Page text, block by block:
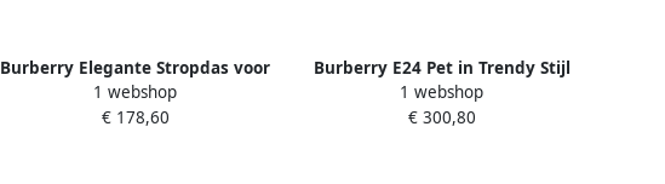
Burberry Elegante Stropdas voor
Mannen Beige Dames
1 webshop
€ 178,60
Burberry E24 Pet in Trendy Stijl
Beige Dames
1 webshop
€ 300,80